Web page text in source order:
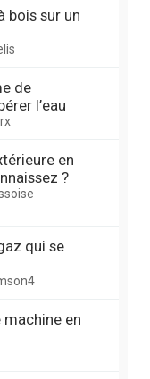
bois sur un
de
l’eau
en
?
qui se
machine en